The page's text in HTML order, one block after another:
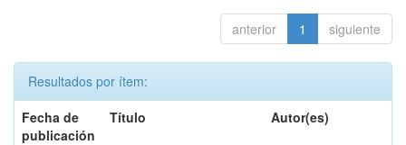
anterior 1 siguiente
Resultados por ítem:
Fecha de
publicación
Título Autor(es)